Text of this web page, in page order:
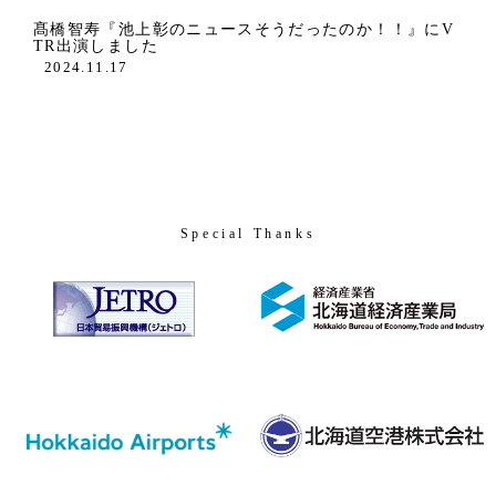
髙橋智寿『池上彰のニュースそうだったのか！！』にV
TR出演しました
2024.11.17
Special Thanks